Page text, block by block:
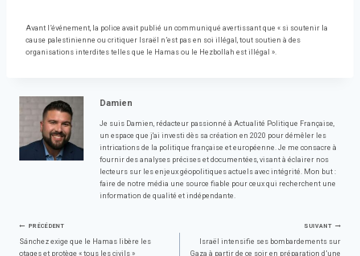
Avant l’événement, la police avait publié un communiqué avertissant que « si soutenir la
cause palestinienne ou critiquer Israël n’est pas en soi illégal, tout soutien à des
organisations interdites telles que le Hamas ou le Hezbollah est illégal ».
Damien
Je suis Damien, rédacteur passionné à Actualité Politique Française,
un espace que j'ai investi dès sa création en 2020 pour démêler les
intrications de la politique française et européenne. Je me consacre à
fournir des analyses précises et documentées, visant à éclairer nos
lecteurs sur les enjeux géopolitiques actuels avec intégrité. Mon but :
faire de notre média une source fiable pour ceux qui recherchent une
information de qualité et indépendante.
Navigation
PRÉCÉDENT
Sánchez exige que le Hamas libère les
otages et protège « tous les civils »
SUIVANT
Israël intensifie ses bombardements sur
Gaza à partir de ce soir en préparation d’une